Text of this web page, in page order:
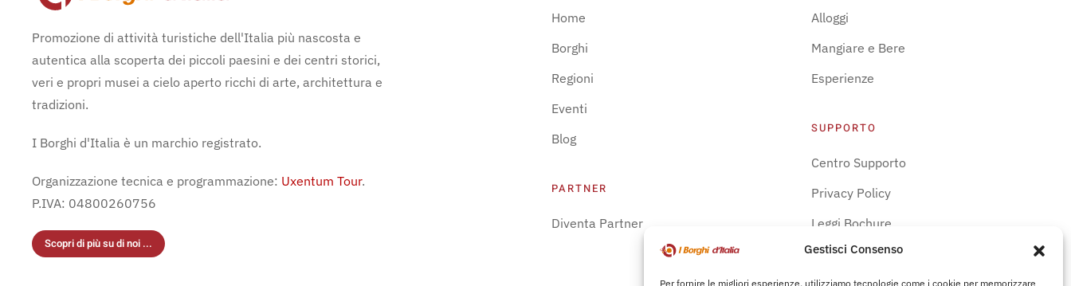
Gestisci Consenso
Per fornire le migliori esperienze, utilizziamo tecnologie come i cookie per memorizzare
Promozione di attività turistiche dell'Italia più nascosta e
autentica alla scoperta dei piccoli paesini e dei centri storici,
veri e propri musei a cielo aperto ricchi di arte, architettura e
tradizioni.
I Borghi d'Italia è un marchio registrato.
Organizzazione tecnica e programmazione: Uxentum Tour.
P.IVA: 04800260756
Scopri di più su di noi ...
Home
Borghi
Regioni
Eventi
Blog
PARTNER
Diventa Partner
Alloggi
Mangiare e Bere
Esperienze
SUPPORTO
Centro Supporto
Privacy Policy
Leggi Bochure